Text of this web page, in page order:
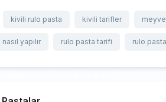
kivili rulo pasta kivili tarifler
yapılır rulo pasta tarifi rulo pasta